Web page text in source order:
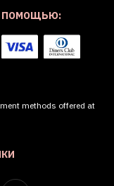
С ПОМОЩЬЮ:
methods offered at